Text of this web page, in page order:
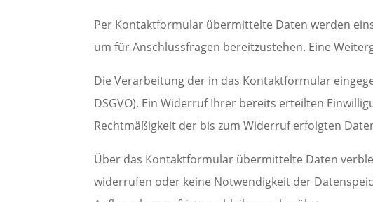
Per Kontaktformular übermittelte Daten werden
um für Anschlussfragen bereitzustehen. Eine
Die Verarbeitung der in das Kontaktformular
DSGVO). Ein Widerruf Ihrer bereits erteilten
Rechtmäßigkeit der bis zum Widerruf erfolgten
Über das Kontaktformular übermittelte Daten
widerrufen oder keine Notwendigkeit der